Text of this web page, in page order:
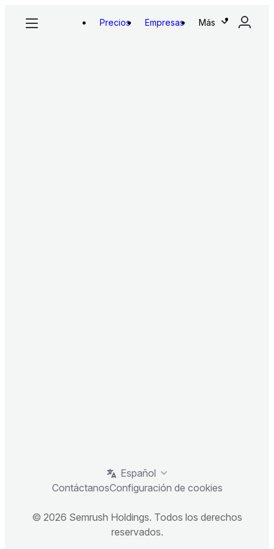
Precios Empresas Más
Español
ContáctanosConfiguración de cookies
© 2026 Semrush Holdings. Todos los derechos
reservados.